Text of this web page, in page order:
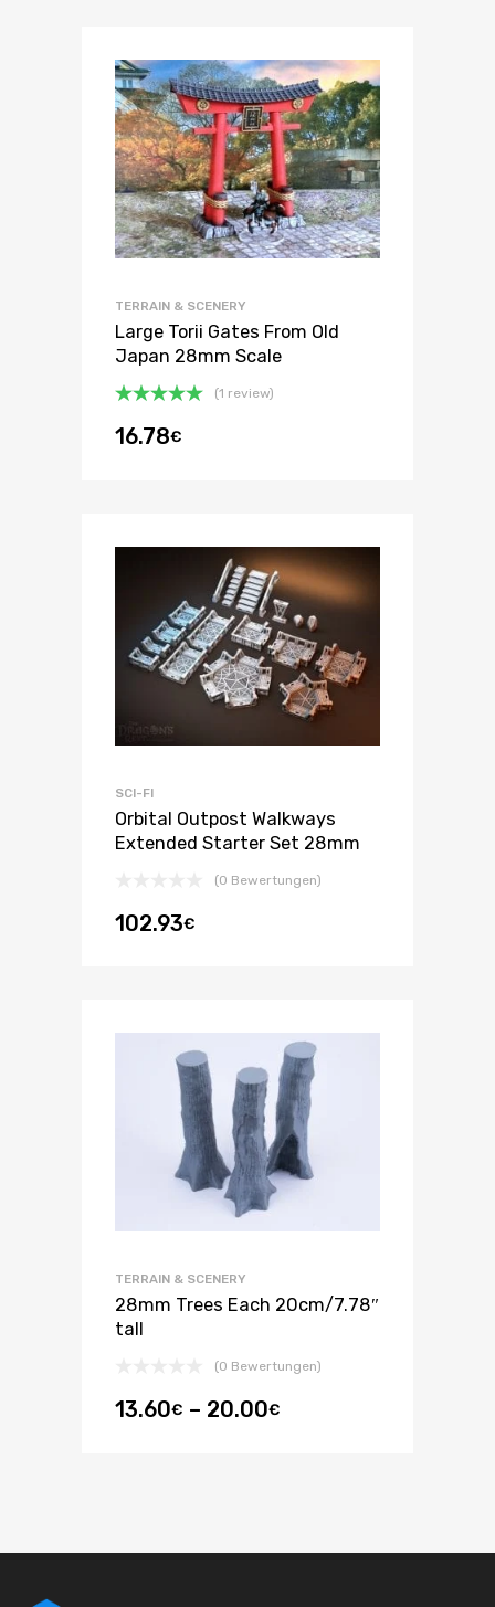
TERRAIN & SCENERY
Large Torii Gates From Old
Japan 28mm Scale
mit5.00
(1 review)
16.78€
SCI-FI
Orbital Outpost Walkways
Extended Starter Set 28mm
(0 Bewertungen)
102.93€
TERRAIN & SCENERY
28mm Trees Each 20cm/7.78″
tall
(0 Bewertungen)
13.60€ – 20.00€